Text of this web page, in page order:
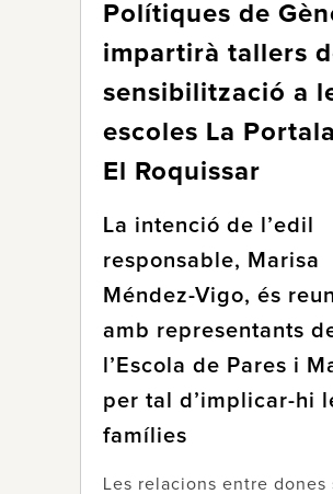
Polítiques de
impartirà tallers
sensibilització a
escoles La
El Roquissar
La intenció de l’edil
responsable, Marisa
Méndez-Vigo, és
amb representants
l’Escola de Pares i
per tal d’implicar-hi
famílies
Les relacions entre dones